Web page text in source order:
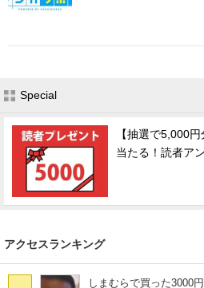
Special
【抽選で5,000
当たる！読者ア
アクセスランキング
しまむらで買った3000